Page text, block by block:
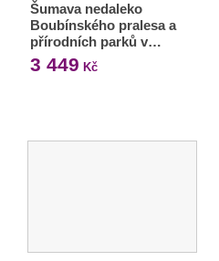
Šumava nedaleko
Boubínského pralesa a
přírodních parků v…
3 449 Kč